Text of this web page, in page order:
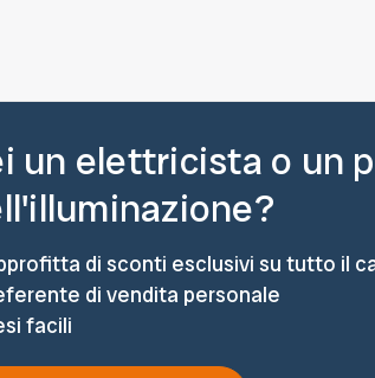
un elettricista o un
di sconti esclusivi su tutto il
di vendita personale
facili